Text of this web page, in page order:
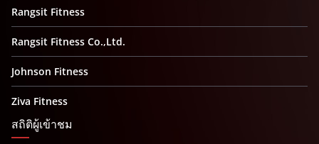
Rangsit Fitness
Rangsit Fitness Co.,Ltd.
Johnson Fitness
Ziva Fitness
สถิติผู้เข้าชม